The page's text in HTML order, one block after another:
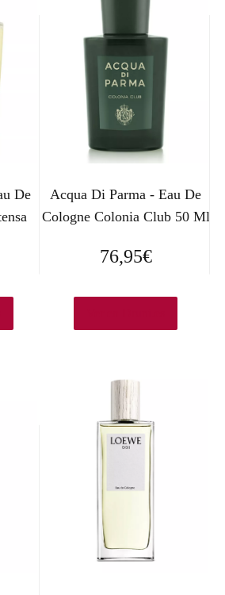
De
Acqua Di Parma - Eau De
Cologne Colonia Club 50 Ml
76,95€